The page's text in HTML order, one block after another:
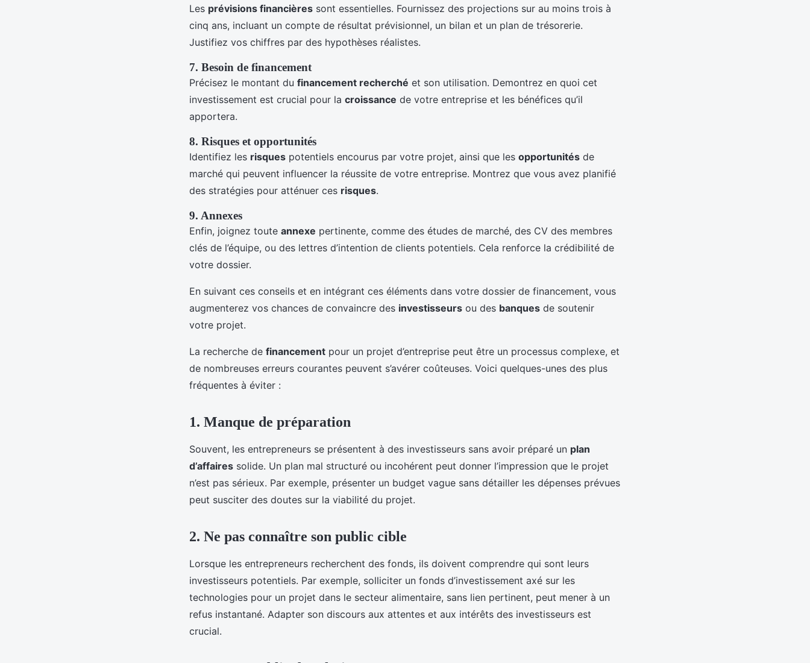
Les prévisions financières sont essentielles. Fournissez des projections sur au moins trois à
cinq ans, incluant un compte de résultat prévisionnel, un bilan et un plan de trésorerie.
Justifiez vos chiffres par des hypothèses réalistes.
7. Besoin de financement
Précisez le montant du financement recherché et son utilisation. Demontrez en quoi cet
investissement est crucial pour la croissance de votre entreprise et les bénéfices qu’il
apportera.
8. Risques et opportunités
Identifiez les risques potentiels encourus par votre projet, ainsi que les opportunités de
marché qui peuvent influencer la réussite de votre entreprise. Montrez que vous avez planifié
des stratégies pour atténuer ces risques.
9. Annexes
Enfin, joignez toute annexe pertinente, comme des études de marché, des CV des membres
clés de l’équipe, ou des lettres d’intention de clients potentiels. Cela renforce la crédibilité de
votre dossier.
En suivant ces conseils et en intégrant ces éléments dans votre dossier de financement, vous
augmenterez vos chances de convaincre des investisseurs ou des banques de soutenir
votre projet.
La recherche de financement pour un projet d’entreprise peut être un processus complexe, et
de nombreuses erreurs courantes peuvent s’avérer coûteuses. Voici quelques-unes des plus
fréquentes à éviter :
1. Manque de préparation
Souvent, les entrepreneurs se présentent à des investisseurs sans avoir préparé un plan
d’affaires solide. Un plan mal structuré ou incohérent peut donner l’impression que le projet
n’est pas sérieux. Par exemple, présenter un budget vague sans détailler les dépenses prévues
peut susciter des doutes sur la viabilité du projet.
2. Ne pas connaître son public cible
Lorsque les entrepreneurs recherchent des fonds, ils doivent comprendre qui sont leurs
investisseurs potentiels. Par exemple, solliciter un fonds d’investissement axé sur les
technologies pour un projet dans le secteur alimentaire, sans lien pertinent, peut mener à un
refus instantané. Adapter son discours aux attentes et aux intérêts des investisseurs est
crucial.